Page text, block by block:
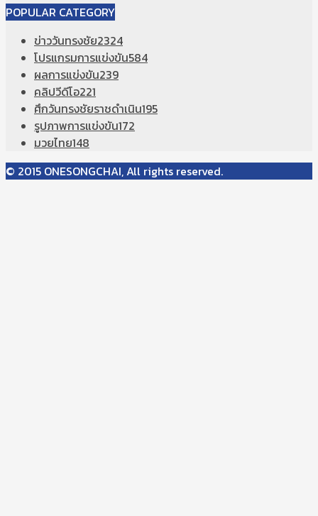
POPULAR CATEGORY
ข่าววันทรงชัย2324
โปรแกรมการแข่งขัน584
ผลการแข่งขัน239
คลิปวีดีโอ221
ศึกวันทรงชัยราชดำเนิน195
รูปภาพการแข่งขัน172
มวยไทย148
© 2015 ONESONGCHAI, All rights reserved.